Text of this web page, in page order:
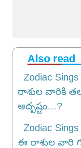
Also read
Zodiac
రాశుల వారికి
అదృష్టం…?
Zodiac
ఈ రాశుల వారి